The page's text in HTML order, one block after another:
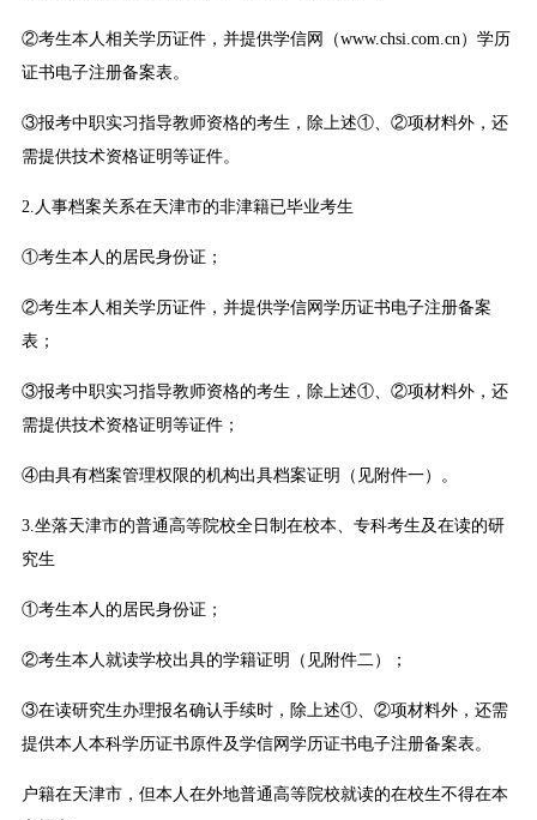
②考生本人相关学历证件，并提供学信网（www.chsi.com.cn）学历
证书电子注册备案表。
③报考中职实习指导教师资格的考生，除上述①、②项材料外，还
需提供技术资格证明等证件。
2.人事档案关系在天津市的非津籍已毕业考生
①考生本人的居民身份证；
②考生本人相关学历证件，并提供学信网学历证书电子注册备案
表；
③报考中职实习指导教师资格的考生，除上述①、②项材料外，还
需提供技术资格证明等证件；
④由具有档案管理权限的机构出具档案证明（见附件一）。
3.坐落天津市的普通高等院校全日制在校本、专科考生及在读的研
究生
①考生本人的居民身份证；
②考生本人就读学校出具的学籍证明（见附件二）；
③在读研究生办理报名确认手续时，除上述①、②项材料外，还需
提供本人本科学历证书原件及学信网学历证书电子注册备案表。
户籍在天津市，但本人在外地普通高等院校就读的在校生不得在本